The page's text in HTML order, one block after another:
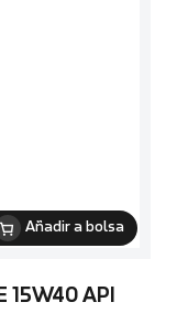
Añadir a bolsa
15W40 API